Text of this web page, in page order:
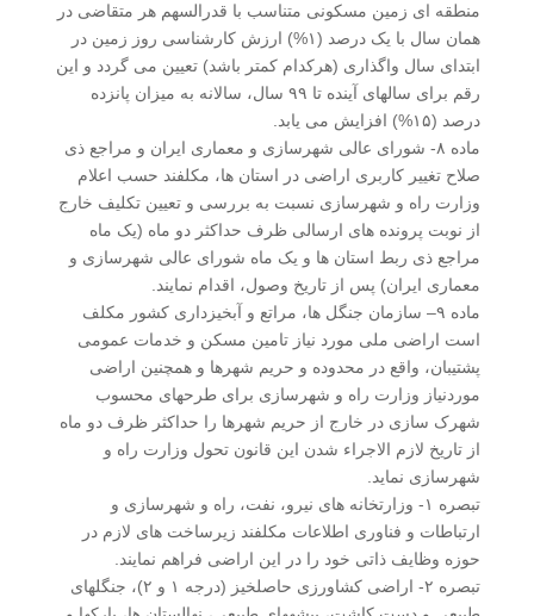
منطقه ای زمین مسکونی متناسب با قدرالسهم هر متقاضی در
همان سال با یک درصد (۱%) ارزش کارشناسی روز زمین در
ابتدای سال واگذاری (هرکدام کمتر باشد) تعیین می گردد و این
رقم برای سالهای آینده تا ۹۹ سال، سالانه به میزان پانزده
درصد (۱۵%) افزایش می یابد.
ماده ۸- شورای عالی شهرسازی و معماری ایران و مراجع ذی
صلاح تغییر کاربری اراضی در استان ها، مکلفند حسب اعلام
وزارت راه و شهرسازی نسبت به بررسی و تعیین تکلیف خارج
از نوبت پرونده های ارسالی ظرف حداکثر دو ماه (یک ماه
مراجع ذی ربط استان ها و یک ماه شورای عالی شهرسازی و
معماری ایران) پس از تاریخ وصول، اقدام نمایند.
ماده ۹– سازمان جنگل ها، مراتع و آبخیزداری کشور مکلف
است اراضی ملی مورد نیاز تامین مسکن و خدمات عمومی
پشتیبان، واقع در محدوده و حریم شهرها و همچنین اراضی
موردنیاز وزارت راه و شهرسازی برای طرحهای محسوب
شهرک سازی در خارج از حریم شهرها را حداکثر ظرف دو ماه
از تاریخ لازم الاجراء شدن این قانون تحول وزارت راه و
شهرسازی نماید.
تبصره ۱- وزارتخانه های نیرو، نفت، راه و شهرسازی و
ارتباطات و فناوری اطلاعات مکلفند زیرساخت های لازم در
حوزه وظایف ذاتی خود را در این اراضی فراهم نمایند.
تبصره ۲- اراضی کشاورزی حاصلخیز (درجه ۱ و ۲)، جنگلهای